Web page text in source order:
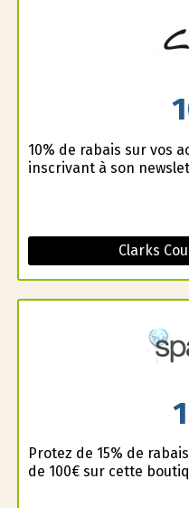
10% de rabais sur vos
inscrivant à son
Clarks
Profitez de 15% de
de 100€ sur cette